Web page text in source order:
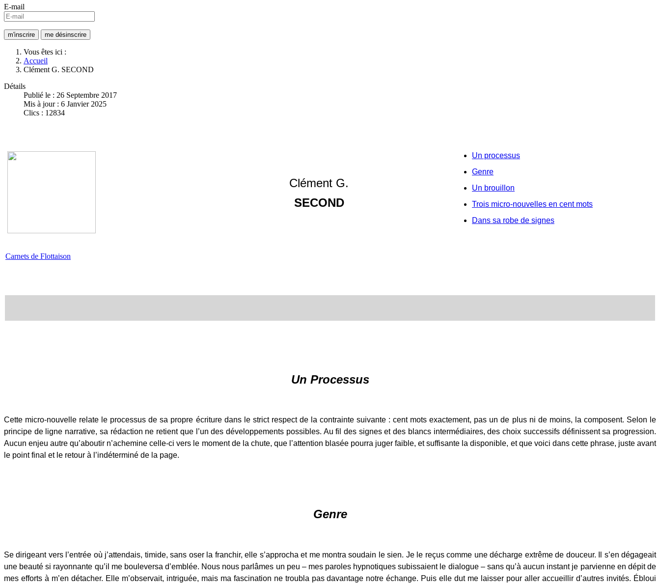
E-mail
Vous êtes ici :
Accueil
Clément G. SECOND
Détails
Publié le : 26 Septembre 2017
Mis à jour : 6 Janvier 2025
Clics : 12834
Clément G.
SECOND
Un processus
Genre
Un brouillon
Trois micro-nouvelles en cent mots
Dans sa robe de signes
Carnets de Flottaison
Un Processus
Cette micro-nouvelle relate le processus de sa propre écriture dans le strict respect de la contrainte suivante : cent mots exactement, pas un de plus ni de moins, la composent. Selon le
principe de ligne narrative, sa rédaction ne retient que l’un des développements possibles. Au fil des signes et des blancs intermédiaires, des choix successifs définissent sa progression.
Aucun enjeu autre qu’aboutir n’achemine celle-ci vers le moment de la chute, que l’attention blasée pourra juger faible, et suffisante la disponible, et que voici dans cette phrase, juste avant
le point final et le retour à l’indéterminé de la page.
Genre
Se dirigeant vers l’entrée où j’attendais, timide, sans oser la franchir, elle s’approcha et me montra soudain le sien. Je le reçus comme une décharge extrême de douceur. Il s’en dégageait
une beauté si rayonnante qu’il me bouleversa d’emblée. Nous nous parlâmes un peu – mes paroles hypnotiques subissaient le dialogue – sans qu’à aucun instant je parvienne en dépit de
mes efforts à m’en détacher. Elle m’observait, intriguée, mais ma fascination ne troubla pas davantage notre échange. Puis elle dut me laisser pour aller accueillir d’autres invités. Ébloui